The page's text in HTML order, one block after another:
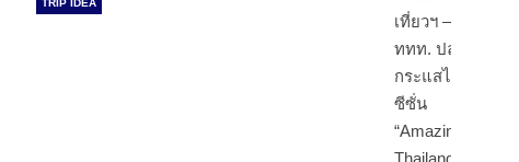
ททท. ปลุก
กระแสไฮ
ซีซั่น
“Amazing
Thailand
Passport